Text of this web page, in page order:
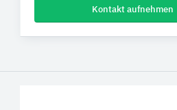
Kontakt aufnehmen